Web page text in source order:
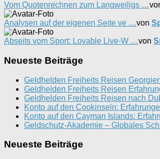
Vom Quotenrechnen zum Langweiligs …
Analysen auf der eigenen Seite ve …von
Abseits vom Sport: Lovable Live-W …von
Neueste Beiträge
Geldhelden Freiheits Reisen
Geldhelden Freiheits Reisen
Geldhelden Freiheits Reisen nach
Konto auf den Cookinseln:
Konto auf den Cayman Islands:
Geldschutz-Akademie – Globales
Neueste Beiträge